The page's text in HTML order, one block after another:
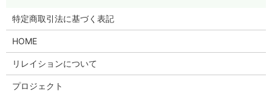
特定商取引法に基づく表記
HOME
リレイションについて
プロジェクト